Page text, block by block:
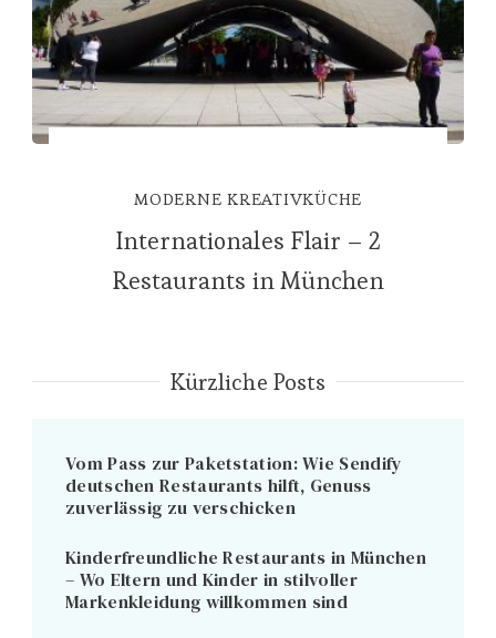
MODERNE KREATIVKÜCHE
Internationales Flair – 2
Restaurants in München
Kürzliche Posts
Vom Pass zur Paketstation: Wie Sendify
deutschen Restaurants hilft, Genuss
zuverlässig zu verschicken
Kinderfreundliche Restaurants in München
– Wo Eltern und Kinder in stilvoller
Markenkleidung willkommen sind